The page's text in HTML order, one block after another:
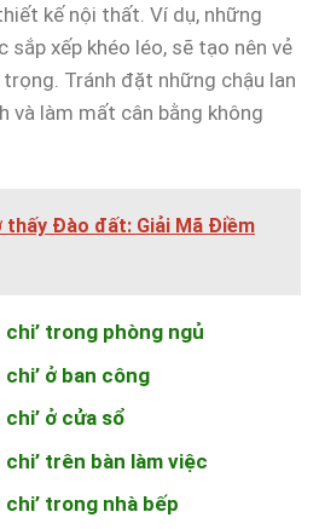
kế nội thất. Ví dụ, những
sắp xếp khéo léo, sẽ tạo nên vẻ
Tránh đặt những chậu lan
và làm mất cân bằng không
thấy Đào đất: Giải Mã Điềm
chi’ trong phòng ngủ
ở ban công
ở cửa sổ
trên bàn làm việc
trong nhà bếp